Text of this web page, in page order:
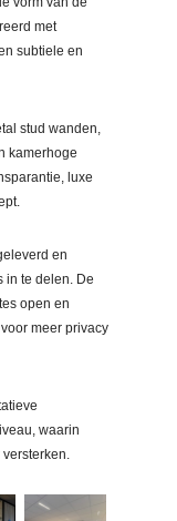
met
subtiele en
stud wanden,
kamerhoge
luxe
en
in te delen. De
open en
meer privacy
waarin